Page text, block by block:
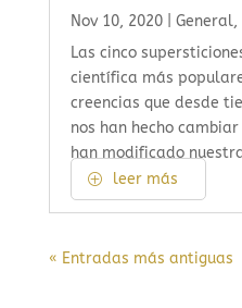
Nov 10, 2020| General,
Las cinco
científica más
creencias que desde
nos han hecho
han modificado
leer más
« Entradas más antiguas